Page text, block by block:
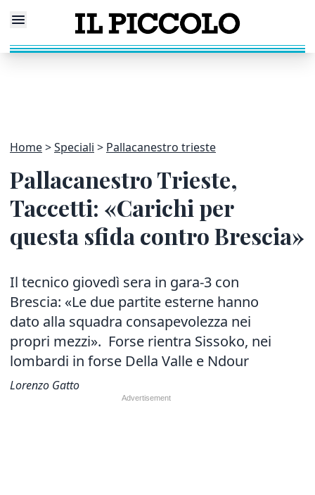
Home Speciali Pallacanestro trieste
Pallacanestro Trieste,
Taccetti: «Carichi per
questa sfida contro Brescia»
Il tecnico giovedì sera in gara-3 con
Brescia: «Le due partite esterne hanno
dato alla squadra consapevolezza nei
propri mezzi». Forse rientra Sissoko, nei
lombardi in forse Della Valle e Ndour
Lorenzo Gatto